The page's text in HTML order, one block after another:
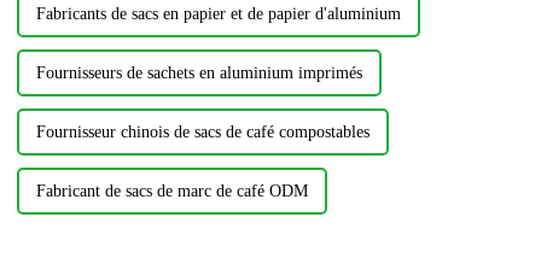
Fabricants de sacs en papier et de papier d'aluminium
Fournisseurs de sachets en aluminium imprimés
Fournisseur chinois de sacs de café compostables
Fabricant de sacs de marc de café ODM